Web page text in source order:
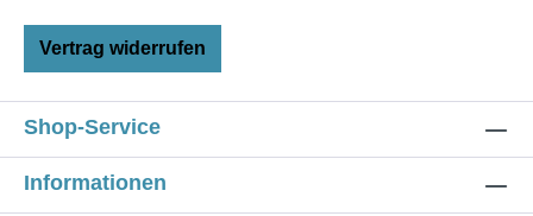
Vertrag widerrufen
Shop-Service
Informationen